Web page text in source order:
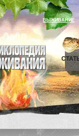
ВЫЖИВАНИЕ